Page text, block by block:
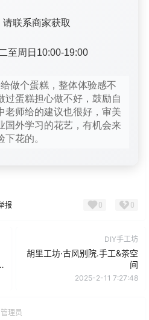
请联系商家获取
至周日10:00-19:00
做个蛋糕，整体体验感不
过蛋糕担心做不好，鼓励自
老师给的建议也很好，审美
国外学习的花艺，有机会来
下花的。
报 0 0
DIY手工坊
胡里工坊·古风别院.手工&茶空
间
2025-2-11 7:27:48
管理员